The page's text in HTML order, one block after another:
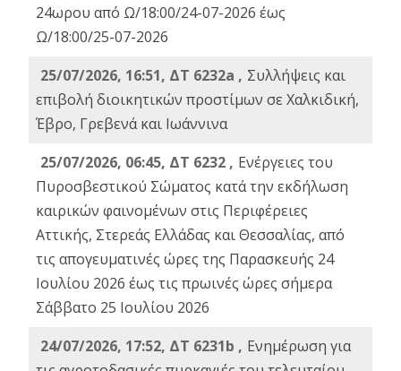
24ωρου από Ω/18:00/24-07-2026 έως
Ω/18:00/25-07-2026
25/07/2026, 16:51, ΔΤ 6232a , Συλλήψεις και
επιβολή διοικητικών προστίμων σε Χαλκιδική,
Έβρο, Γρεβενά και Ιωάννινα
25/07/2026, 06:45, ΔΤ 6232 , Ενέργειες του
Πυροσβεστικού Σώματος κατά την εκδήλωση
καιρικών φαινομένων στις Περιφέρειες
Αττικής, Στερεάς Ελλάδας και Θεσσαλίας, από
τις απογευματινές ώρες της Παρασκευής 24
Ιουλίου 2026 έως τις πρωινές ώρες σήμερα
Σάββατο 25 Ιουλίου 2026
24/07/2026, 17:52, ΔΤ 6231b , Ενημέρωση για